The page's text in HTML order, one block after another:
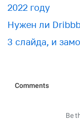
2022 году
Нужен ли
3 слайда, и